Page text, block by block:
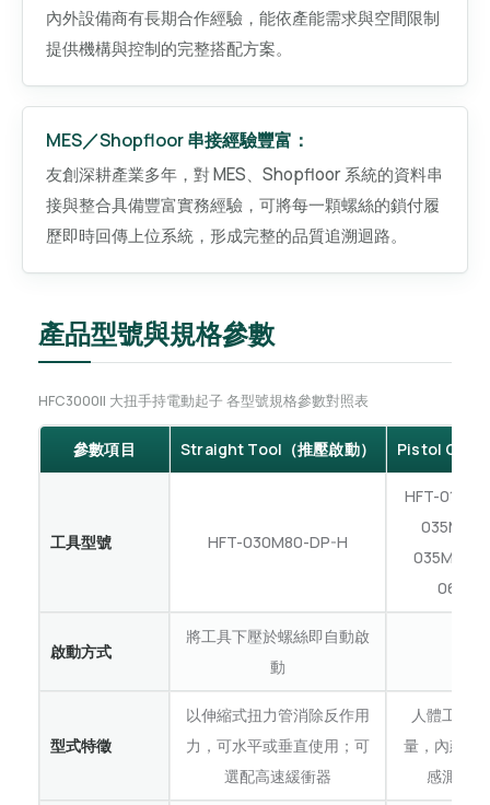
內外設備商有長期合作經驗，能依產能需求與空間限制
提供機構與控制的完整搭配方案。
MES／Shopfloor 串接經驗豐富：
友創深耕產業多年，對 MES、Shopfloor 系統的資料串
接與整合具備豐富實務經驗，可將每一顆螺絲的鎖付履
歷即時回傳上位系統，形成完整的品質追溯迴路。
產品型號與規格參數
HFC3000II 大扭手持電動起子 各型號規格參數對照表
參數項目 Straight Tool（推壓啟動） Pistol Grip
工具型號 HFT-030M80-DP-H
HFT-
035M80-
035M80-
啟動方式
將工具下壓於螺絲即自動啟
動
型式特徵
以伸縮式扭力管消除反作用
力，可水平或垂直使用；可
選配高速緩衝器
人體工學
量，內建動
感測器